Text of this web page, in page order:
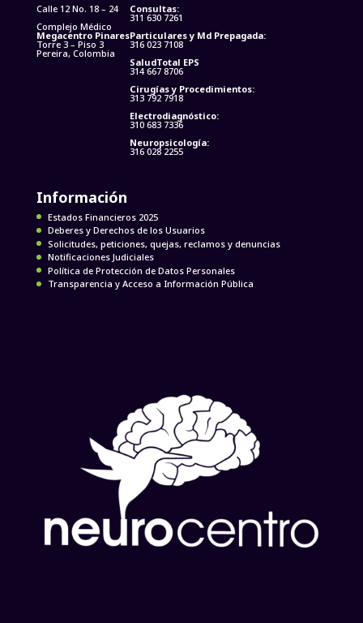
Calle 12 No. 18 – 24
Complejo Médico
Megacentro Pinares
Torre 3 – Piso 3
Pereira, Colombia
Consultas:
311 630 7261
Particulares y Md Prepagada:
316 023 7108
SaludTotal EPS
314 667 8706
Cirugías y Procedimientos:
313 792 7918
Electrodiagnóstico:
310 683 7336
Neuropsicología:
316 028 2255
Información
Estados Financieros 2025
Deberes y Derechos de los Usuarios
Solicitudes, peticiones, quejas, reclamos y denuncias
Notificaciones Judiciales
Política de Protección de Datos Personales
Transparencia y Acceso a Información Pública